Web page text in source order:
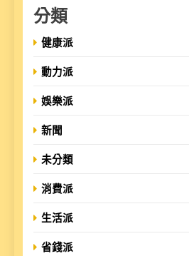
分類
健康派
動力派
娛樂派
新聞
未分類
消費派
生活派
省錢派